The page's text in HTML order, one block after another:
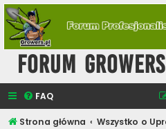
Forum Growers
FAQ
Strona główna